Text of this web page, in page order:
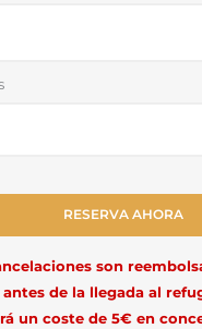
son
antes de la llegada al
un coste de 5€ en